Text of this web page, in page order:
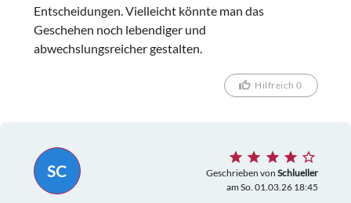
Entscheidungen. Vielleicht könnte man das
Geschehen noch lebendiger und
abwechslungsreicher gestalten.
Hilfreich 0
SC Geschrieben von Schlueller
am So. 01.03.26 18:45